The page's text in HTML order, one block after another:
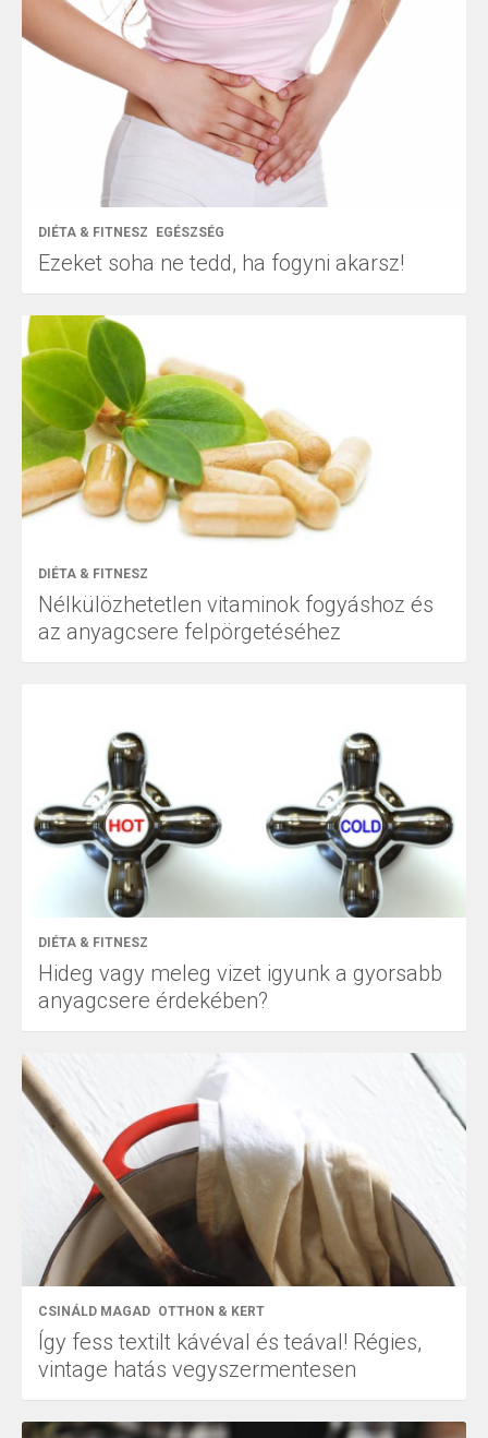
DIÉTA & FITNESZ EGÉSZSÉG
Ezeket soha ne tedd, ha fogyni akarsz!
DIÉTA & FITNESZ
Nélkülözhetetlen vitaminok fogyáshoz és
az anyagcsere felpörgetéséhez
DIÉTA & FITNESZ
Hideg vagy meleg vizet igyunk a gyorsabb
anyagcsere érdekében?
CSINÁLD MAGAD OTTHON & KERT
Így fess textilt kávéval és teával! Régies,
vintage hatás vegyszermentesen